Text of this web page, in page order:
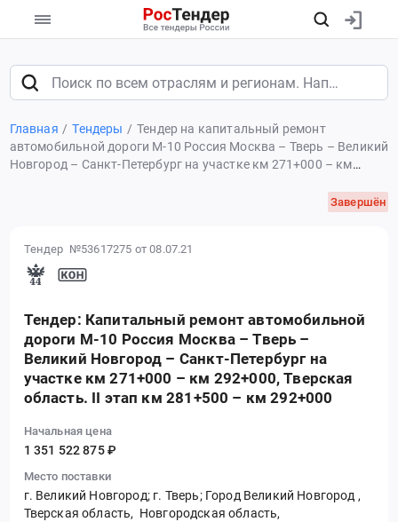
Главная Тендеры
Тендер на капитальный ремонт
автомобильной дороги М-10 Россия Москва – Тверь – Великий
Новгород – Санкт-Петербург на участке км 271+000 – км
Завершён
Тендер №53617275 от 08.07.21
Тендер: Капитальный ремонт автомобильной
дороги М-10 Россия Москва – Тверь –
Великий Новгород – Санкт-Петербург на
участке км 271+000 – км 292+000, Тверская
область. II этап км 281+500 – км 292+000
Начальная цена
1 351 522 875 ₽
Место поставки
г. Великий Новгород; г. Тверь; Город Великий Новгород ,
Тверская область, Новгородская область,